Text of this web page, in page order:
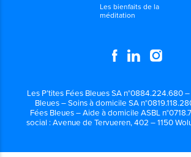
Les bienfaits de la
méditation
Les P’tites Fées Bleues SA n°0884.224.680 –
Bleues – Soins à domicile SA
Fées Bleues – Aide à domicile ASBL
social : Avenue de Tervueren, 402 – 1150